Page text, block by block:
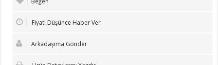
Fiyatı Düşünce Haber Ver
Arkadaşıma Gönder